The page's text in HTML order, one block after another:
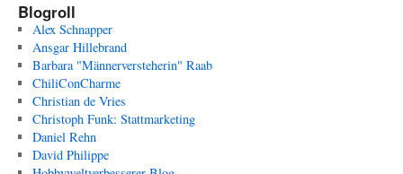
Blogroll
Alex Schnapper
Ansgar Hillebrand
Barbara "Männerversteherin" Raab
ChiliConCharme
Christian de Vries
Christoph Funk: Stattmarketing
Daniel Rehn
David Philippe